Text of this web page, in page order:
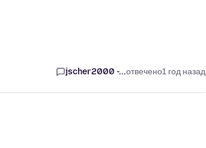
jscher2000 -...отвечено1 год назад